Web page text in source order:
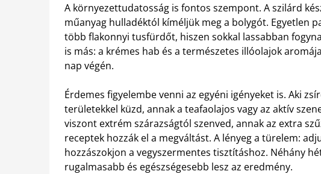
A környezettudatosság is fontos szempont. A szilárd
műanyag hulladéktól kíméljük meg a bolygót. Egyetlen
több flakonnyi tusfürdőt, hiszen sokkal lassabban
is más: a krémes hab és a természetes illóolajok
nap végén.
Érdemes figyelembe venni az egyéni igényeket is. Aki
területekkel küzd, annak a teafaolajos vagy az aktív
viszont extrém szárazságtól szenved, annak az extra
receptek hozzák el a megváltást. A lényeg a türelem:
hozzászokjon a vegyszermentes tisztításhoz. Néhány
rugalmasabb és egészségesebb lesz az eredmény.